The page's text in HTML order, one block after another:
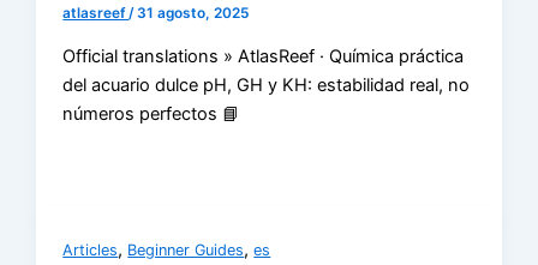
atlasreef/31 agosto, 2025
Official translations » AtlasReef · Química práctica
del acuario dulce pH, GH y KH: estabilidad real, no
números perfectos 📘
Articles, Beginner Guides,es